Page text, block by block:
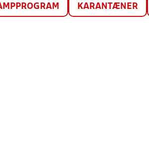
KARANTÆNER